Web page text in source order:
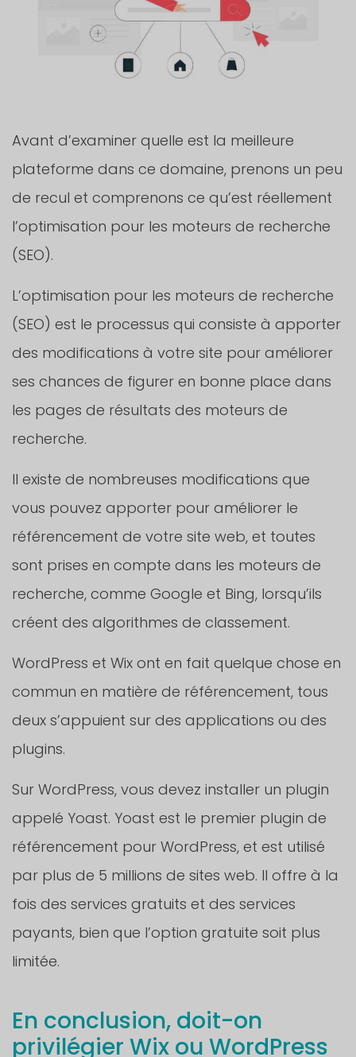
Avant d’examiner quelle est la meilleure
plateforme dans ce domaine, prenons un peu
de recul et comprenons ce qu’est réellement
l’optimisation pour les moteurs de recherche
(SEO).
L’optimisation pour les moteurs de recherche
(SEO) est le processus qui consiste à apporter
des modifications à votre site pour améliorer
ses chances de figurer en bonne place dans
les pages de résultats des moteurs de
recherche.
Il existe de nombreuses modifications que
vous pouvez apporter pour améliorer le
référencement de votre site web, et toutes
sont prises en compte dans les moteurs de
recherche, comme Google et Bing, lorsqu’ils
créent des algorithmes de classement.
WordPress et Wix ont en fait quelque chose en
commun en matière de référencement, tous
deux s’appuient sur des applications ou des
plugins.
Sur WordPress, vous devez installer un plugin
appelé Yoast. Yoast est le premier plugin de
référencement pour WordPress, et est utilisé
par plus de 5 millions de sites web. Il offre à la
fois des services gratuits et des services
payants, bien que l’option gratuite soit plus
limitée.
En conclusion, doit-on
privilégier Wix ou WordPress